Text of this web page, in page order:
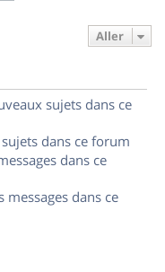
Aller
sujets dans ce
dans ce forum
dans ce
dans ce